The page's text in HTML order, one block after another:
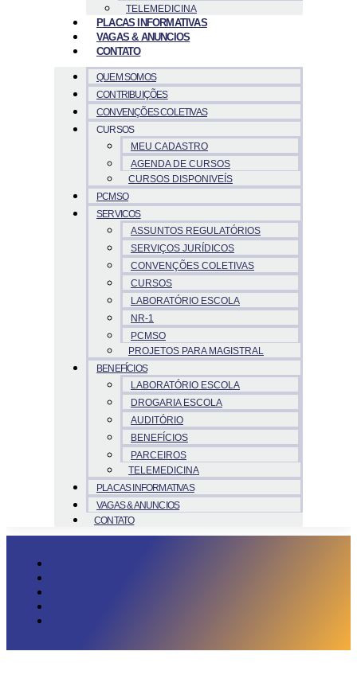
TELEMEDICINA
PLACAS INFORMATIVAS
VAGAS & ANUNCIOS
CONTATO
QUEM SOMOS
CONTRIBUIÇÕES
CONVENÇÕES COLETIVAS
CURSOS
MEU CADASTRO
AGENDA DE CURSOS
CURSOS DISPONIVEÍS
PCMSO
SERVICOS
ASSUNTOS REGULATÓRIOS
SERVIÇOS JURÍDICOS
CONVENÇÕES COLETIVAS
CURSOS
LABORATÓRIO ESCOLA
NR-1
PCMSO
PROJETOS PARA MAGISTRAL
BENEFÍCIOS
LABORATÓRIO ESCOLA
DROGARIA ESCOLA
AUDITÓRIO
BENEFÍCIOS
PARCEIROS
TELEMEDICINA
PLACAS INFORMATIVAS
VAGAS & ANUNCIOS
CONTATO